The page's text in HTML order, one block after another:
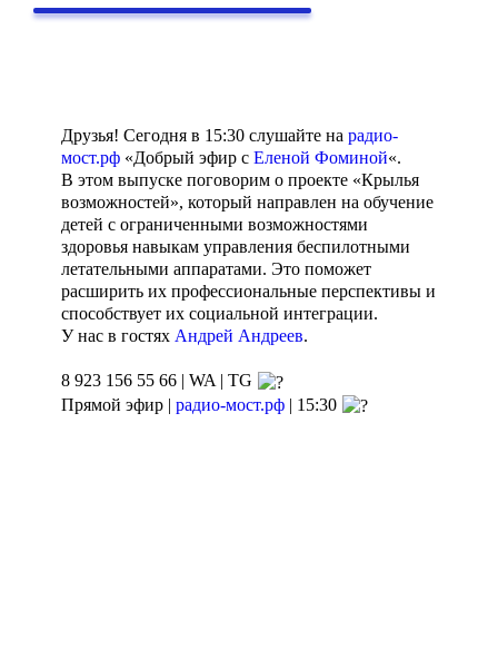
Друзья! Сегодня в 15:30 слушайте на радио-
мост.рф «Добрый эфир с Еленой Фоминой«.
В этом выпуске поговорим о проекте «Крылья
возможностей», который направлен на обучение
детей с ограниченными возможностями
здоровья навыкам управления беспилотными
летательными аппаратами. Это поможет
расширить их профессиональные перспективы и
способствует их социальной интеграции.
У нас в гостях Андрей Андреев.
8 923 156 55 66 | WA | TG
Прямой эфир | радио-мост.рф | 15:30